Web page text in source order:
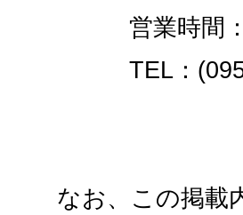
営業時間：
TEL：
なお、この掲載